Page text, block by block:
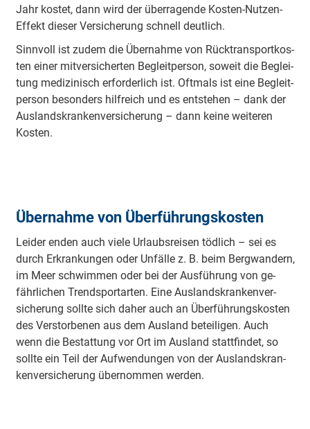
Jahr kos­tet, dann wird der über­ra­gen­de Kos­ten-Nut­zen-
Ef­fekt die­ser Ver­siche­rung schnell deut­lich.
Sinn­voll ist zu­dem die Über­nah­me von Rück­trans­port­kos­
ten einer mit­ver­sicher­ten Be­gleit­per­son, so­weit die Be­glei­
tung me­di­zi­nisch er­for­der­lich ist. Oft­mals ist eine Be­gleit­
per­son be­son­ders hilf­reich und es ent­ste­hen – dank der
Aus­lands­kran­ken­ver­siche­rung – dann kei­ne wei­te­ren
Kos­ten.
Übernahme von Überführungskosten
Lei­der en­den auch vie­le Ur­laubs­rei­sen töd­lich – sei es
durch Er­kran­kun­gen oder Un­fäl­le z. B. beim Berg­wan­dern,
im Meer schwim­men oder bei der Aus­füh­rung von ge­
fähr­li­chen Trend­sport­ar­ten. Eine Aus­lands­kran­ken­ver­
siche­rung soll­te sich da­her auch an Über­füh­rungs­kos­ten
des Ver­stor­be­nen aus dem Aus­land be­tei­li­gen. Auch
wenn die Be­stat­tung vor Ort im Aus­land statt­fin­det, so
soll­te ein Teil der Auf­wen­dun­gen von der Aus­lands­kran­
ken­ver­siche­rung über­nom­men wer­den.